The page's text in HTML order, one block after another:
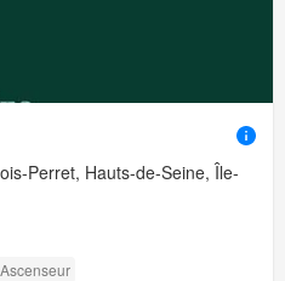
Perret, Hauts-de-Seine, Île-
Ascenseur